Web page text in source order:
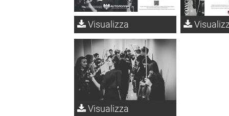
Visualizza
Visualizza